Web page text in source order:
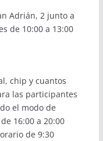
Adrián, 2 junto a
de 10:00 a 13:00
chip y cuantos
las participantes
el modo de
16:00 a 20:00
de 9:30